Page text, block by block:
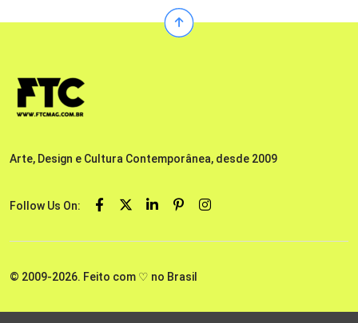
Arte, Design e Cultura Contemporânea, desde 2009
Follow Us On:
© 2009-2026. Feito com ♡ no Brasil